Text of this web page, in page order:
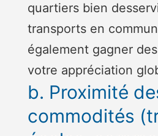
quartiers bien
transports en
également gagner
votre appréciation
b. Proximité
commodités